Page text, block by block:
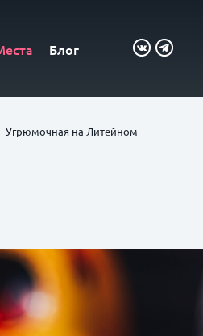
Блог
Угрюмочная на Литейном